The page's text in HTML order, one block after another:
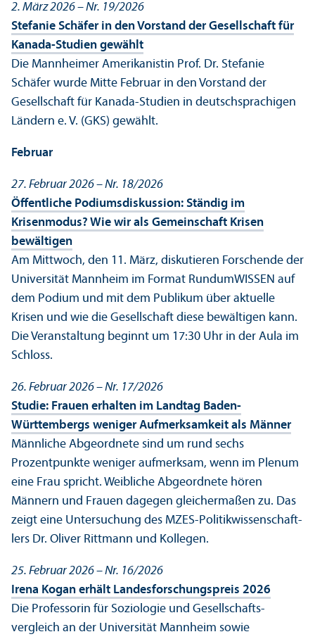
2. März 2026 – Nr. 19/2026
Stefanie Schäfer in den Vorstand der Gesellschaft für
Kanada-Studien gewählt
Die Mannheimer Amerikanistin Prof. Dr. Stefanie
Schäfer wurde Mitte Februar in den Vorstand der
Gesellschaft für Kanada-Studien in deutschsprach­igen
Ländern e. V. (GKS) gewählt.
Februar
27. Februar 2026 – Nr. 18/2026
Öffentliche Podiumsdiskussion: Ständig im
Krisenmodus? Wie wir als Gemeinschaft Krisen
bewältigen
Am Mittwoch, den 11. März, diskutieren Forschende der
Universität Mannheim im Format RundumWISSEN auf
dem Podium und mit dem Publikum über aktuelle
Krisen und wie die Gesellschaft diese bewältigen kann.
Die Veranstaltung beginnt um 17:30 Uhr in der Aula im
Schloss.
26. Februar 2026 – Nr. 17/2026
Studie: Frauen erhalten im Landtag Baden-
Württembergs weniger Aufmerksamkeit als Männer
Männliche Abgeordnete sind um rund sechs
Prozentpunkte weniger aufmerksam, wenn im Plenum
eine Frau spricht. Weibliche Abgeordnete hören
Männern und Frauen dagegen gleich­ermaßen zu. Das
zeigt eine Unter­suchung des MZES-Politik­wissenschaft­
lers Dr. Oliver Rittmann und Kollegen.
25. Februar 2026 – Nr. 16/2026
Irena Kogan erhält Landes­forschungs­preis 2026
Die Professorin für Soziologie und Gesellschafts­
vergleich an der Universität Mannheim sowie